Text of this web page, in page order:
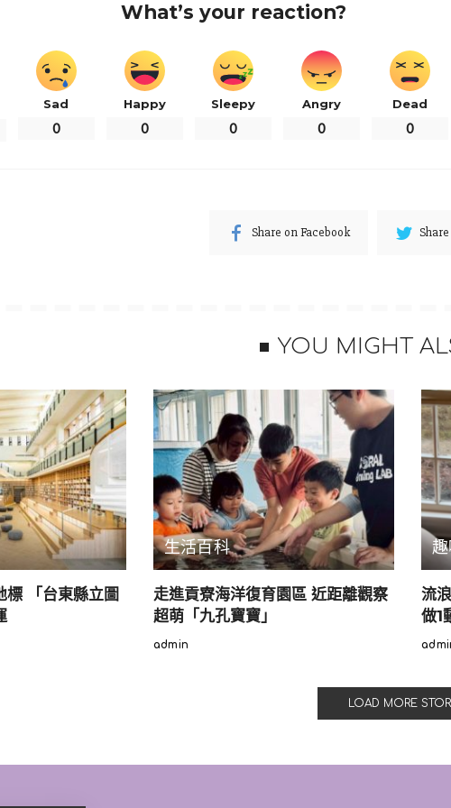
即刻生效。恢復運營時間一旦明確，我們將及時告知。」
上海迪士尼強調，「對於在此期間受到影響的各位遊客，我們
訂了相關票務的退改細則，請大家知悉。再次感謝您的理解和
重逢！」
等待現場核酸結果陰性後才能按現場指揮有序離開。
What’s your reaction?
Sad
0
Happy
0
Sleepy
0
Angry
0
Dead
0
Share on Facebook
YOU MIGHT
標 「台東縣立圖
生活百科
走進貢寮海洋復育園區 近距離觀察
超萌「九孔寶寶」
Posted
admin
流
做1
LOAD MORE